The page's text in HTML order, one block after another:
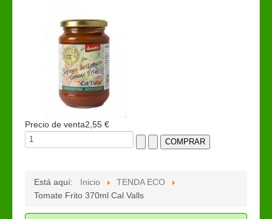
Precio de venta2,55 €
Está aquí: Inicio
TENDA ECO
Tomate Frito 370ml Cal Valls